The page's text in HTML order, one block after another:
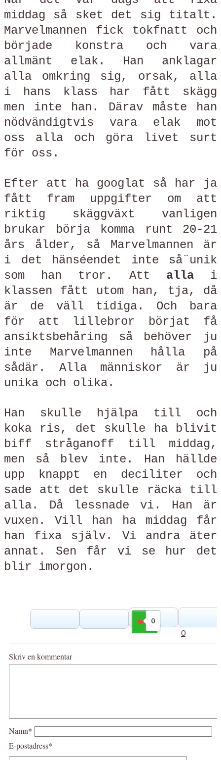
middag så sket det sig titalt.
Marvelmannen fick tokfnatt och
började konstra och vara
allmänt elak. Han anklagar
alla omkring sig, orsak, alla
i hans klass har fått skägg
men inte han. Därav måste han
nödvändigtvis vara elak mot
oss alla och göra livet surt
för oss.
Efter att ha googlat så har ja
fått fram uppgifter om att
riktig skäggväxt vanligen
brukar börja komma runt 20-21
års ålder, så Marvelmannen är
i det hänséendet inte så¨unik
som han tror. Att allai
klassen fått utom han, tja, då
är de väll tidiga. Och bara
för att lillebror börjat få
ansiktsbehåring så behöver ju
inte Marvelmannen hålla på
sådär. Alla människor är ju
unika och olika.
Han skulle hjälpa till och
koka ris, det skulle ha blivit
biff stråganoff till middag,
men så blev inte. Han hällde
upp knappt en deciliter och
sade att det skulle räcka till
alla. Då lessnade vi. Han är
vuxen. Vill han ha middag får
han fixa själv. Vi andra äter
annat. Sen får vi se hur det
blir imorgon.
0
Gilla
0
Skriv en kommentar
Namn*
E-postadress*